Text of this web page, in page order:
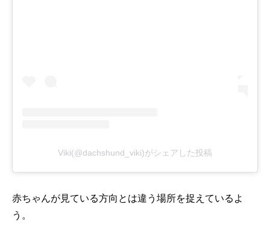
Viki(@dachshund_viki)がシェアした投稿
赤ちゃんが見ている方向とは違う場所を捉えているよ
う。